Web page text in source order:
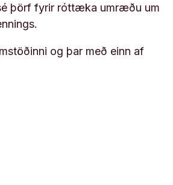
þörf fyrir róttæka umræðu um
og þar með einn af